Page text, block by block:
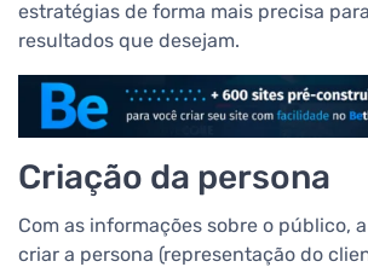
estratégias de forma mais precisa
resultados que desejam.
Criação da persona
Com as informações sobre o público,
criar a persona (representação do